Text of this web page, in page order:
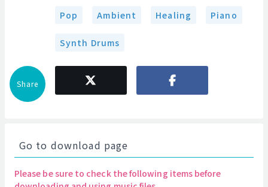
Pop Ambient Healing Piano
Synth Drums
Share
Go to download page
Please be sure to check the following items before